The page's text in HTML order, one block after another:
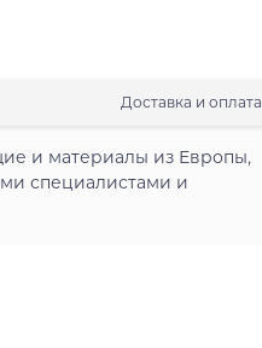
Доставка и оплата
и материалы из Европы,
специалистами и